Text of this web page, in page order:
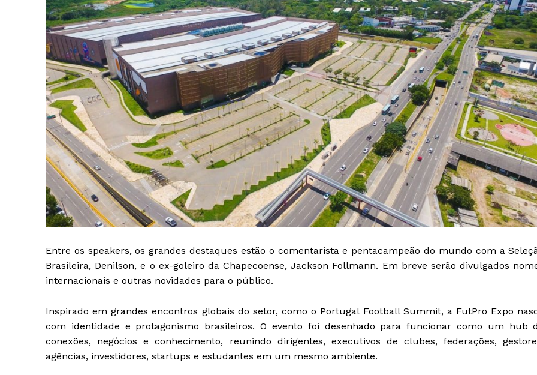
Entre os speakers, os grandes destaques estão o comentarista e pentacampeão do mundo com a
Brasileira, Denilson, e o ex-goleiro da Chapecoense, Jackson Follmann. Em breve serão divulgados
internacionais e outras novidades para o público.
Inspirado em grandes encontros globais do setor, como o Portugal Football Summit, a FutPro Expo
com identidade e protagonismo brasileiros. O evento foi desenhado para funcionar como um hub
conexões, negócios e conhecimento, reunindo dirigentes, executivos de clubes, federações,
agências, investidores, startups e estudantes em um mesmo ambiente.